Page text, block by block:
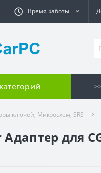
Время работы
ключей, Микросхем, SRS
Адаптер для